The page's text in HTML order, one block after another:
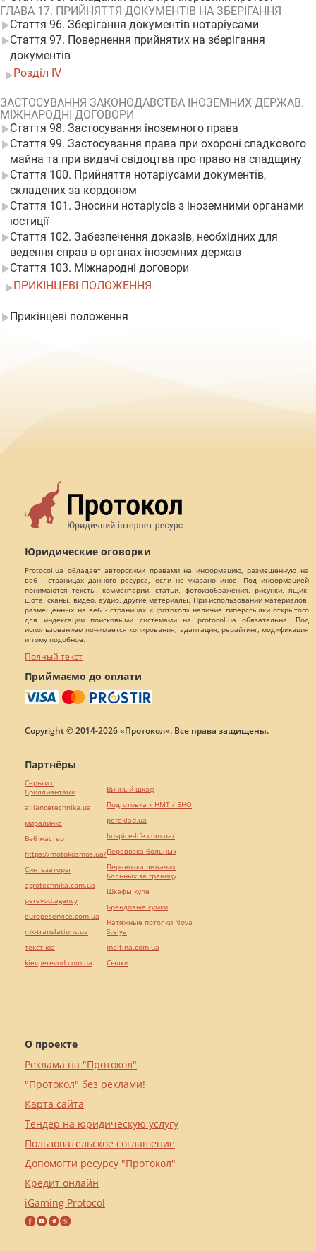
ГЛАВА 17. ПРИЙНЯТТЯ ДОКУМЕНТІВ НА ЗБЕРІГАННЯ
Стаття 96. Зберігання документів нотаріусами
Стаття 97. Повернення прийнятих на зберігання
документів
Розділ IV
ЗАСТОСУВАННЯ ЗАКОНОДАВСТВА ІНОЗЕМНИХ ДЕРЖАВ.
МІЖНАРОДНІ ДОГОВОРИ
Стаття 98. Застосування іноземного права
Стаття 99. Застосування права при охороні спадкового
майна та при видачі свідоцтва про право на спадщину
Стаття 100. Прийняття нотаріусами документів,
складених за кордоном
Стаття 101. Зносини нотаріусів з іноземними органами
юстиції
Стаття 102. Забезпечення доказів, необхідних для
ведення справ в органах іноземних держав
Стаття 103. Міжнародні договори
ПРИКІНЦЕВІ ПОЛОЖЕННЯ
Прикінцеві положення
Юридические оговорки
Protocol.ua обладает авторскими правами на информацию, размещенную на
веб - страницах данного ресурса, если не указано иное. Под информацией
понимаются тексты, комментарии, статьи, фотоизображения, рисунки, ящик-
шота, сканы, видео, аудио, другие материалы. При использовании материалов,
размещенных на веб - страницах «Протокол» наличие гиперссылки открытого
для индексации поисковыми системами на protocol.ua обязательна. Под
использованием понимается копирования, адаптация, рерайтинг, модификация
и тому подобное.
Полный текст
Приймаємо до оплати
Copyright © 2014-2026 «Протокол». Все права защищены.
О проекте
Реклама на "Протокол"
"Протокол" без реклами!
Карта сайта
Тендер на юридическую услугу
Пользовательское соглашение
Допомогти ресурсу "Протокол"
Кредит онлайн
iGaming Protocol
Партнёры
Серьги с
бриллиантами
alliancetechnika.ua
миралинкс
Веб мастер
https://motokosmos.ua/
Синтезаторы
agrotechnika.com.ua
perevod.agency
europeservice.com.ua
mk-translations.ua
текст юа
kievperevod.com.ua
Винный шкаф
Подготовка к НМТ / ВНО
pereklad.ua
hospice-life.com.ua/
Перевозка больных
Перевозка лежачих
больных за границу
Шкафы купе
Брендовые сумки
Натяжные потолки Nova
Stelya
maltina.com.ua
Cылки